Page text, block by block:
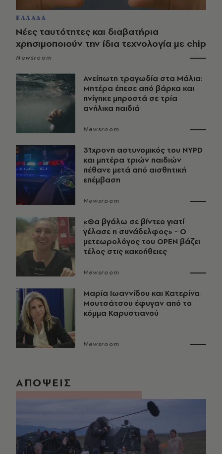
ΕΛΛΑΔΑ
Νέες ταυτότητες και διαβατήρια
χρησιμοποιούν την ίδια τεχνολογία με chip
Newsroom
Ανείπωτη τραγωδία στα Μάλια:
Μητέρα έπεσε από βάρκα και
πνίγηκε μπροστά σε τρία
ανήλικα παιδιά
Newsroom
31χρονη αστυνομικός του NYPD
και μητέρα τριών παιδιών
πέθανε μετά από αισθητική
επέμβαση
Newsroom
«Θα βγάλω σε βίντεο γιατί
γέλασε η συνάδελφος» - Ο
μετεωρολόγος του OPEN βάζει
τέλος στις κακοήθειες
Newsroom
Μαρία Ιωαννίδου και Κατερίνα
Μουτσάτσου έφυγαν από το
κόμμα Καρυστιανού
Newsroom
ΑΠΟΨΕΙΣ